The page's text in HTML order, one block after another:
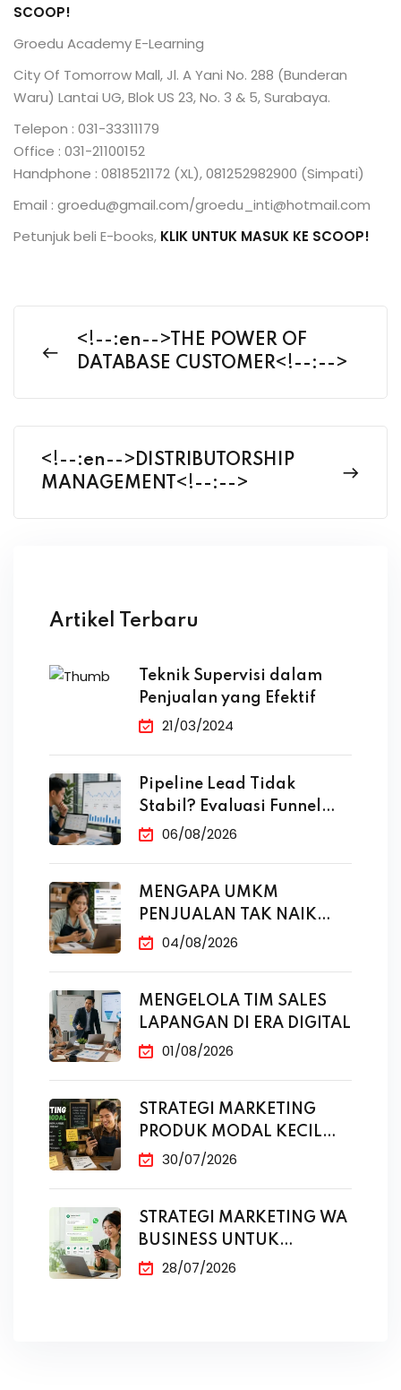
SCOOP!
Groedu Academy E-Learning
City Of Tomorrow Mall, Jl. A Yani No. 288 (Bunderan
Waru) Lantai UG, Blok US 23, No. 3 & 5, Surabaya.
Telepon : 031-33311179
Office : 031-21100152
Handphone : 0818521172 (XL), 081252982900 (Simpati)
Email : groedu@gmail.com/groedu_inti@hotmail.com
Petunjuk beli E-books, KLIK UNTUK MASUK KE SCOOP!
<!--:en-->THE POWER OF
DATABASE CUSTOMER<!--:-->
<!--:en-->DISTRIBUTORSHIP
MANAGEMENT<!--:-->
Artikel Terbaru
Teknik Supervisi dalam
Penjualan yang Efektif
21/03/2024
Pipeline Lead Tidak
Stabil? Evaluasi Funnel
Marketing
06/08/2026
MENGAPA UMKM
PENJUALAN TAK NAIK
MESKI SUDAH
04/08/2026
MENGELOLA TIM SALES
LAPANGAN DI ERA DIGITAL
01/08/2026
STRATEGI MARKETING
PRODUK MODAL KECIL
TANPA IKLAN
30/07/2026
STRATEGI MARKETING WA
BUSINESS UNTUK
PENJUALAN
28/07/2026